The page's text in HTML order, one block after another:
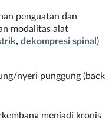
penguatan dan
modalitas alat
, dekompresi spinal )
nyeri punggung (back
menjadi kronis